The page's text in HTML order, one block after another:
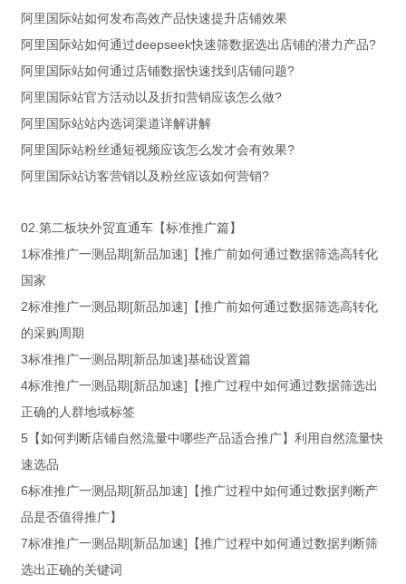
阿里国际站如何发布高效产品快速提升店铺效果
阿里国际站如何通过deepseek快速筛数据选出店铺的潜力产品?
阿里国际站如何通过店铺数据快速找到店铺问题?
阿里国际站官方活动以及折扣营销应该怎么做?
阿里国际站站内选词渠道详解讲解
阿里国际站粉丝通短视频应该怎么发才会有效果?
阿里国际站访客营销以及粉丝应该如何营销?
02.第二板块外贸直通车【标准推广篇】
1标准推广一测品期[新品加速]【推广前如何通过数据筛选高转化
国家
2标准推广一测品期[新品加速]【推广前如何通过数据筛选高转化
的采购周期
3标准推广一测品期[新品加速]基础设置篇
4标准推广一测品期[新品加速]【推广过程中如何通过数据筛选出
正确的人群地域标签
5【如何判断店铺自然流量中哪些产品适合推广】利用自然流量快
速选品
6标准推广一测品期[新品加速]【推广过程中如何通过数据判断产
品是否值得推广】
7标准推广一测品期[新品加速]【推广过程中如何通过数据判断筛
选出正确的关键词